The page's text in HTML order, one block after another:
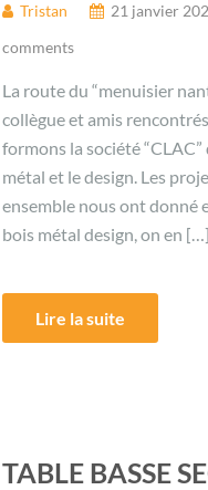
Tristan 21 janvier
comments
La route du “menuisier
collègue et amis
formons la société
métal et le design. Les
ensemble nous ont donné
bois métal design, on en […]
Lire la suite
TABLE BASSE